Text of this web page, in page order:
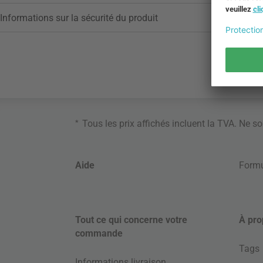
Informations sur la sécurité du produit
* Tous les prix affichés incluent la TVA. Ne
Aide
Tout ce qui concerne votre
commande
À
Tags